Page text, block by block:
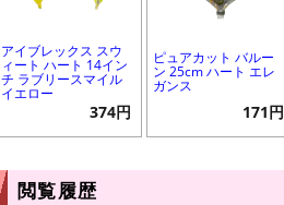
アイブレックス スウ
ィート ハート 14イン
チ ラブリースマイル
イエロー
374円
ピュアカット バルー
ン 25cm ハート エレ
ガンス
171円
閲覧履歴